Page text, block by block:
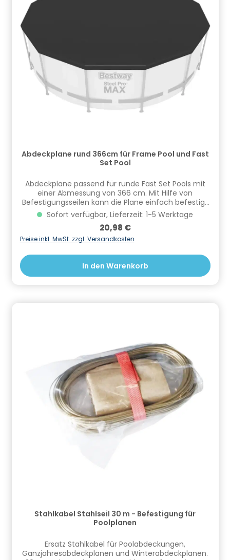
lange Freude an dieser kostengünstigen Poolheizung
und vielseitig einsetzbaren Abdeckung haben. Die
Wasseroberfläche aufliegen. Technische Daten:
Geeignet für rundform Pools in der Größe: 350/360
cm Materialstärke: 180 μm Farbe: blau transparent
Chlorbeständig UVA-Beständig Informationen zur
Produktsicherheit Hersteller/EU Verantwortliche
Person: CF Group Deutschland GmbH,
Bahnhofstraße 68, 73240 Wendlingen, DE,
info.de@cf.group, +4970244048100
Abdeckplane rund 366cm für Frame Pool und Fast
Set Pool
Abdeckplane passend für runde Fast Set Pools mit
einer Abmessung von 366 cm. Mit Hilfe von
Befestigungsseilen kann die Plane einfach befestigt
und gesichert werden. Verhindert das
Algenwachstum und schützt vor Verschmutzungen.
Informationen zur Produktsicherheit Hersteller/EU
Verantwortliche Person: CF Group Deutschland
info.de@cf.group, +4970244048100
Gefahrstoffhinweise (falls vorhanden):
Sofort verfügbar, Lieferzeit: 1-5 Werktage
Regulärer Preis:
20,98 €
Preise inkl. MwSt. zzgl. Versandkosten
In den Warenkorb
Stahlkabel Stahlseil 30 m - Befestigung für
Poolplanen
Ersatz Stahlkabel für Poolabdeckungen,
Ganzjahresabdeckplanen und Winterabdeckplanen.